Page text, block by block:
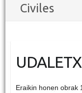
Civiles
Eraikin honen obrak